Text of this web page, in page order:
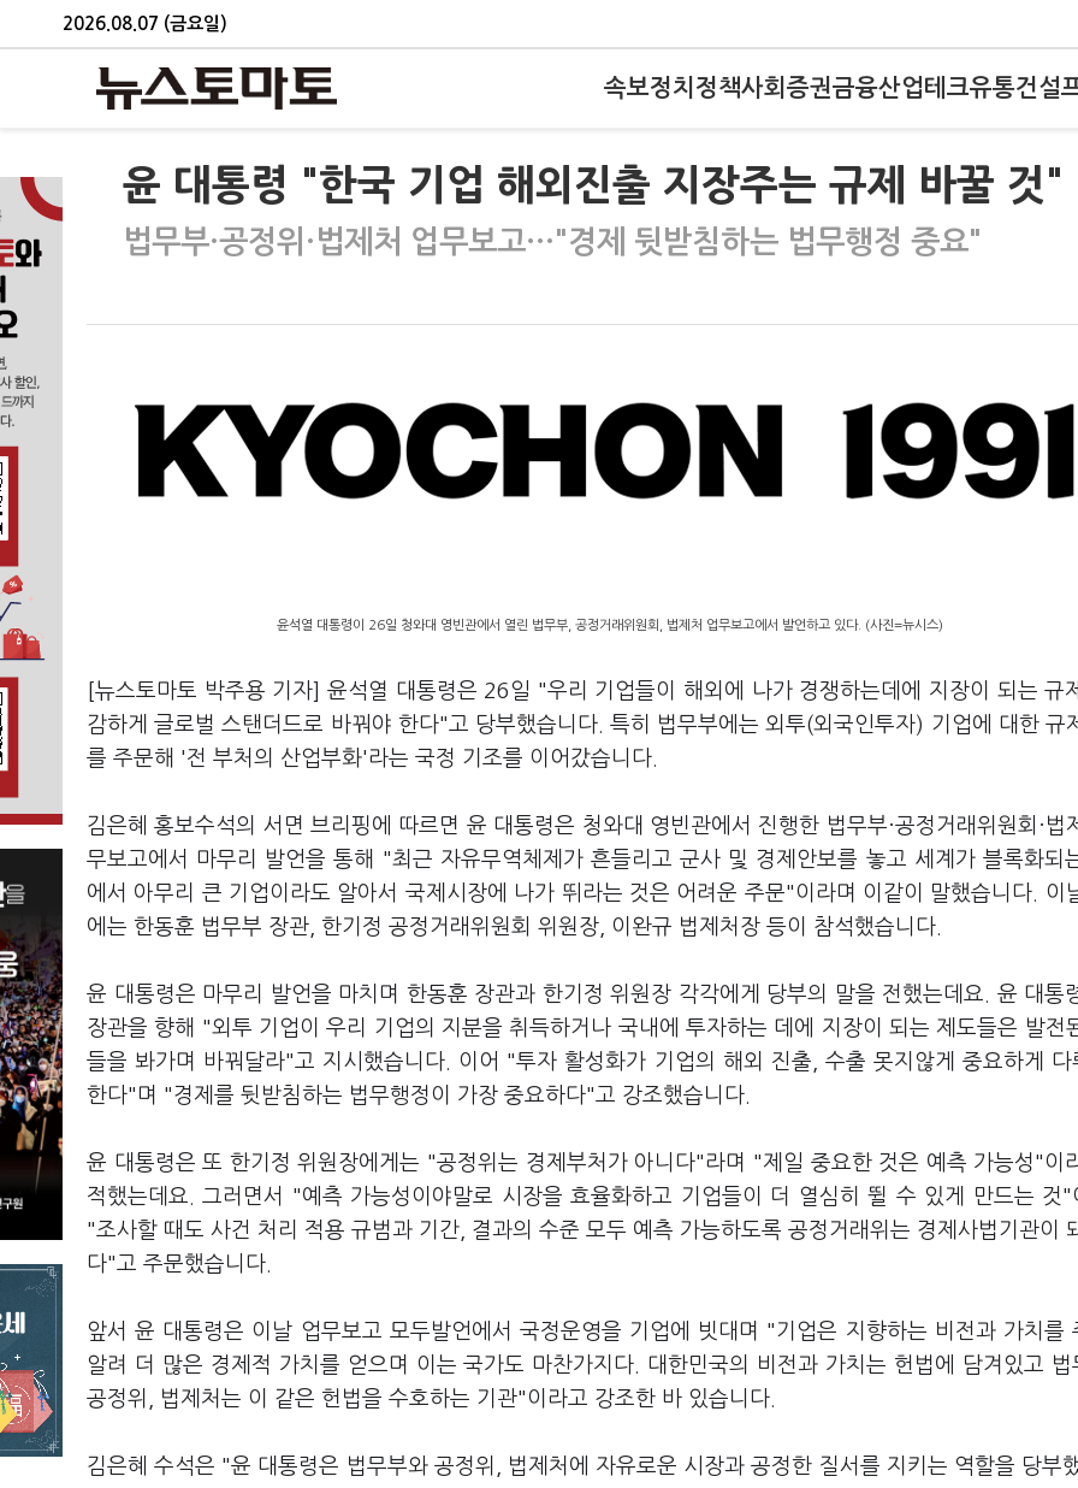
2026.08.07 (금요일)
속보정치 정책사회 증권금융산업테크유통건설
윤 대통령 "한국 기업 해외진출 지장주는 규제 바꿀 것"
법무부·공정위·법제처 업무보고…"경제 뒷받침하는 법무행정 중요"
윤석열 대통령이 26일 청와대 영빈관에서 열린 법무부, 공정거래위원회, 법제처 업무보고에서 발언하고 있다. (사진=뉴시스)
[뉴스토마토 박주용 기자] 윤석열 대통령은 26일 "우리 기업들이 해외에 나가 경쟁하는데에 지장이 되는 규
감하게 글로벌 스탠더드로 바꿔야 한다"고 당부했습니다. 특히 법무부에는 외투(외국인투자) 기업에 대한 규
를 주문해 '전 부처의 산업부화'라는 국정 기조를 이어갔습니다.
김은혜 홍보수석의 서면 브리핑에 따르면 윤 대통령은 청와대 영빈관에서 진행한 법무부·공정거래위원회·법
무보고에서 마무리 발언을 통해 "최근 자유무역체제가 흔들리고 군사 및 경제안보를 놓고 세계가 블록화되
에서 아무리 큰 기업이라도 알아서 국제시장에 나가 뛰라는 것은 어려운 주문"이라며 이같이 말했습니다. 이
에는 한동훈 법무부 장관, 한기정 공정거래위원회 위원장, 이완규 법제처장 등이 참석했습니다.
윤 대통령은 마무리 발언을 마치며 한동훈 장관과 한기정 위원장 각각에게 당부의 말을 전했는데요. 윤 대통
장관을 향해 "외투 기업이 우리 기업의 지분을 취득하거나 국내에 투자하는 데에 지장이 되는 제도들은 발전
들을 봐가며 바꿔달라"고 지시했습니다. 이어 "투자 활성화가 기업의 해외 진출, 수출 못지않게 중요하게 다
한다"며 "경제를 뒷받침하는 법무행정이 가장 중요하다"고 강조했습니다.
윤 대통령은 또 한기정 위원장에게는 "공정위는 경제부처가 아니다"라며 "제일 중요한 것은 예측 가능성"이
적했는데요. 그러면서 "예측 가능성이야말로 시장을 효율화하고 기업들이 더 열심히 뛸 수 있게 만드는 것"
"조사할 때도 사건 처리 적용 규범과 기간, 결과의 수준 모두 예측 가능하도록 공정거래위는 경제사법기관이
다"고 주문했습니다.
앞서 윤 대통령은 이날 업무보고 모두발언에서 국정운영을 기업에 빗대며 "기업은 지향하는 비전과 가치를
알려 더 많은 경제적 가치를 얻으며 이는 국가도 마찬가지다. 대한민국의 비전과 가치는 헌법에 담겨있고 법
공정위, 법제처는 이 같은 헌법을 수호하는 기관"이라고 강조한 바 있습니다.
김은혜 수석은 "윤 대통령은 법무부와 공정위, 법제처에 자유로운 시장과 공정한 질서를 지키는 역할을 당부